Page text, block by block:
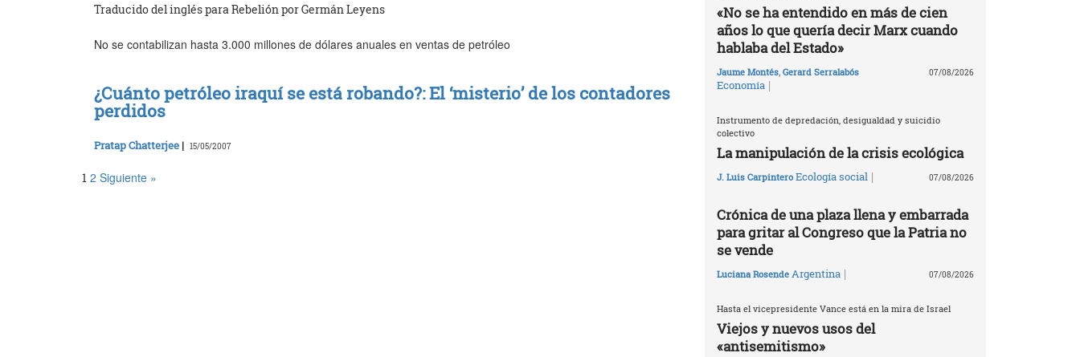
Traducido del inglés para Rebelión por Germán Leyens
No se contabilizan hasta 3.000 millones de dólares anuales en ventas de petróleo
¿Cuánto petróleo iraquí se está robando?: El ‘misterio’ de los contadores
perdidos
Pratap Chatterjee | 15/05/2007
1 2 Siguiente »
«No se ha entendido en más de cien
años lo que quería decir Marx cuando
hablaba del Estado»
Jaume Montés, Gerard Serralabós
Economía |
07/08/2026
Instrumento de depredación, desigualdad y suicidio
colectivo
La manipulación de la crisis ecológica
J. Luis Carpintero Ecología social | 07/08/2026
Crónica de una plaza llena y embarrada
para gritar al Congreso que la Patria no
se vende
Luciana Rosende Argentina | 07/08/2026
Hasta el vicepresidente Vance está en la mira de Israel
Viejos y nuevos usos del
«antisemitismo»